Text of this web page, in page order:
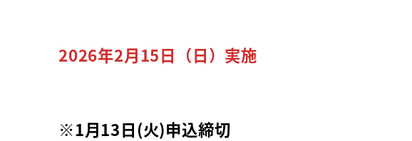
2026年2月15日（日）実施
※1月13日(火)申込締切